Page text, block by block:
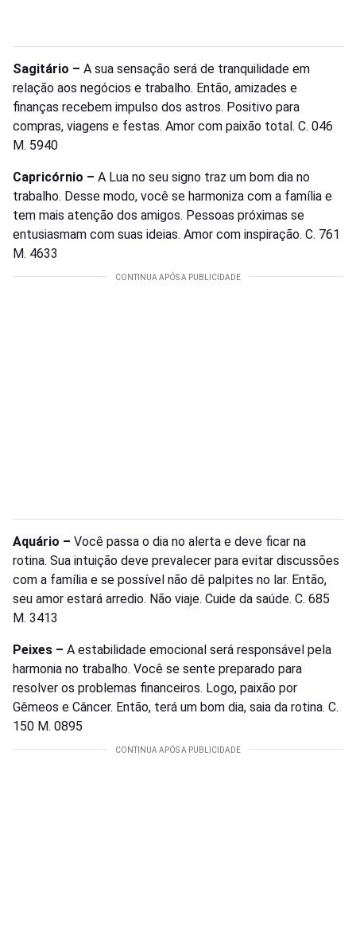
Sagitário – A sua sensação será de tranquilidade em
relação aos negócios e trabalho. Então, amizades e
finanças recebem impulso dos astros. Positivo para
compras, viagens e festas. Amor com paixão total. C. 046
M. 5940
Capricórnio – A Lua no seu signo traz um bom dia no
trabalho. Desse modo, você se harmoniza com a família e
tem mais atenção dos amigos. Pessoas próximas se
entusiasmam com suas ideias. Amor com inspiração. C. 761
M. 4633
Aquário – Você passa o dia no alerta e deve ficar na
rotina. Sua intuição deve prevalecer para evitar discussões
com a família e se possível não dê palpites no lar. Então,
seu amor estará arredio. Não viaje. Cuide da saúde. C. 685
M. 3413
Peixes – A estabilidade emocional será responsável pela
harmonia no trabalho. Você se sente preparado para
resolver os problemas financeiros. Logo, paixão por
Gêmeos e Câncer. Então, terá um bom dia, saia da rotina. C.
150 M. 0895